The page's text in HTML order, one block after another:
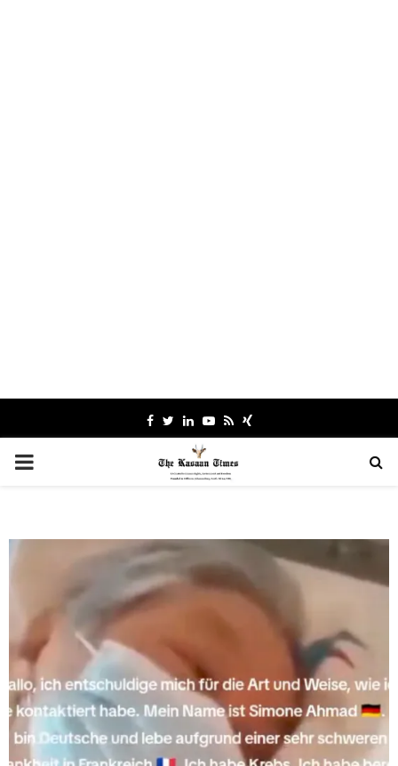
Facebook
TwitterLinkedinYoutube
RssXing
PRIMARY